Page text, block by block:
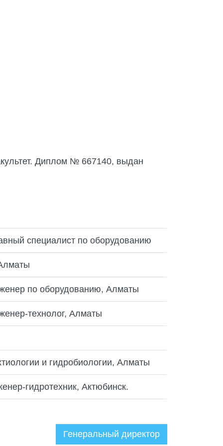
Диплом № 667140, выдан
специалист по оборудованию
по оборудованию, Алматы
технолог, Алматы
и гидробиологии, Алматы
гидротехник, Актюбинск.
Генеральный директор